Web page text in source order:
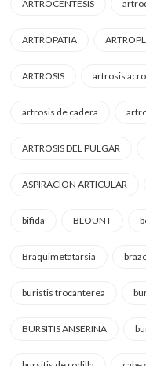
ARTROCENTESIS
ARTROPATIA
ARTROSIS artrosis
artrosis de cadera
ARTROSIS DEL PULGAR
ASPIRACION ARTICULAR
bifida BLOUNT
Braquimetatarsia
buristis trocanterea
BURSITIS ANSERINA